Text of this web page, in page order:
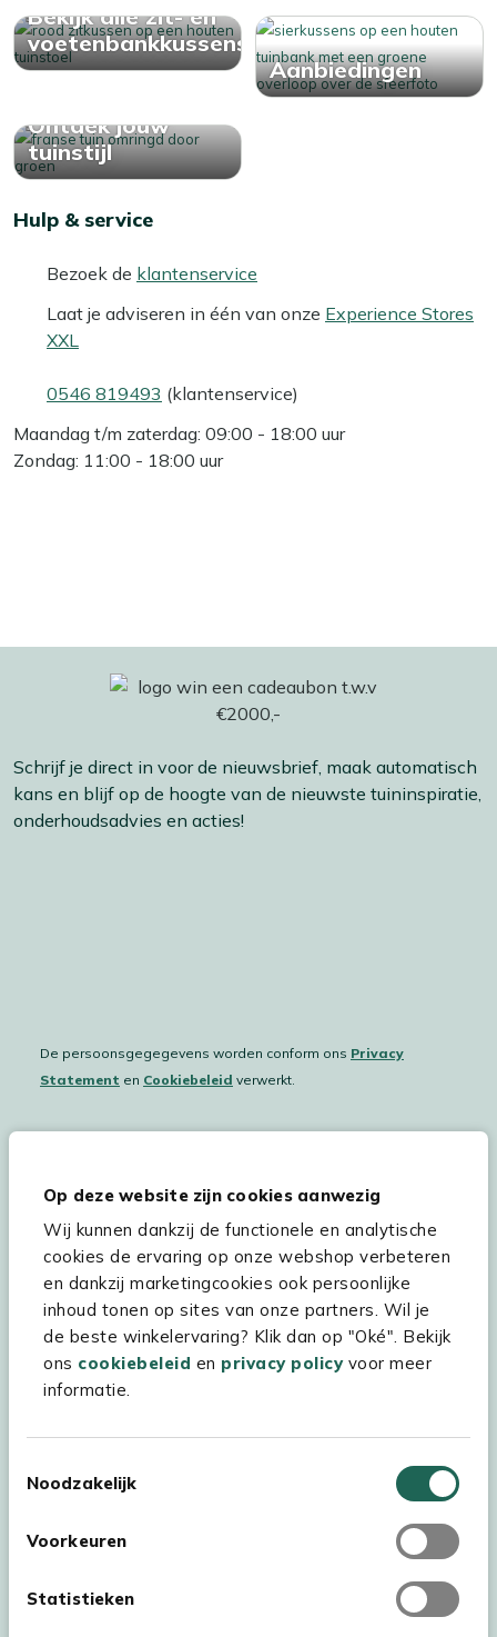
Op deze website zijn cookies aanwezig
Wij kunnen dankzij de functionele en analytische
cookies de ervaring op onze webshop verbeteren
en dankzij marketingcookies ook persoonlijke
inhoud tonen op sites van onze partners. Wil je
de beste winkelervaring? Klik dan op "Oké". Bekijk
ons cookiebeleid en privacy policyvoor meer
informatie.
Noodzakelijk
Voorkeuren
Statistieken
Bekijk alle zit- en
voetenbankkussens
Aanbiedingen
Ontdek jouw
tuinstijl
Hulp & service
Bezoek de klantenservice
Laat je adviseren in één van onze Experience Stores
XXL
0546 819493 (klantenservice)
Maandag t/m zaterdag: 09:00 - 18:00 uur
Zondag: 11:00 - 18:00 uur
Schrijf je direct in voor de nieuwsbrief, maak automatisch
kans en blijf op de hoogte van de nieuwste tuininspiratie,
onderhoudsadvies en acties!
De persoonsgegegevens worden conform ons Privacy
Statement en Cookiebeleid verwerkt.
Hulp & service
Assortiment
Kees Smit Tuinmeubelen
Experience Stores XXL